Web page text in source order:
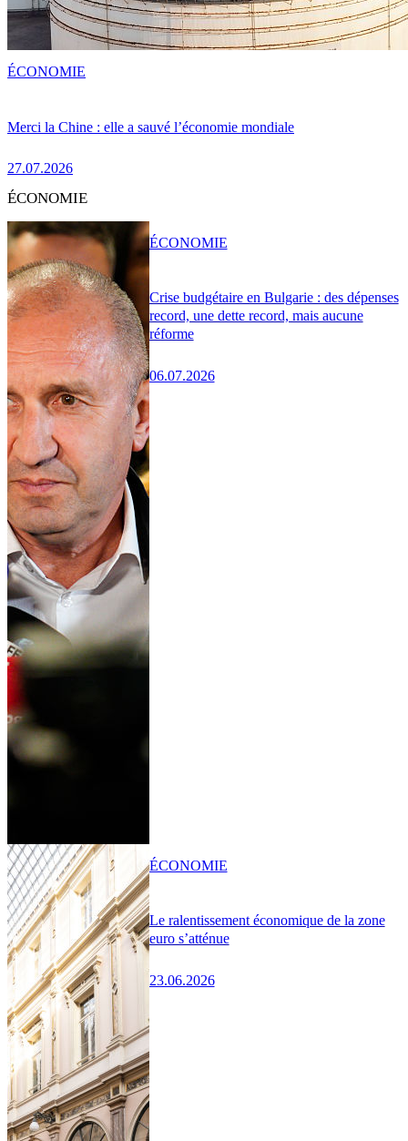
Merci la Chine : elle a sauvé l’économie mondiale
27.07.2026
ÉCONOMIE
ÉCONOMIE
Crise budgétaire en Bulgarie : des dépenses
record, une dette record, mais aucune
réforme
06.07.2026
ÉCONOMIE
Le ralentissement économique de la zone
euro s’atténue
23.06.2026
ÉCONOMIE